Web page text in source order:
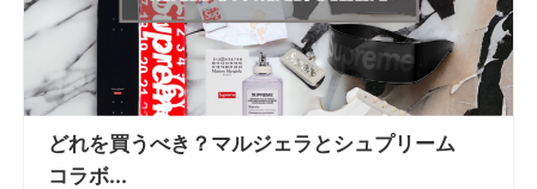
どれを買うべき？マルジェラとシュプリーム
コラボ...